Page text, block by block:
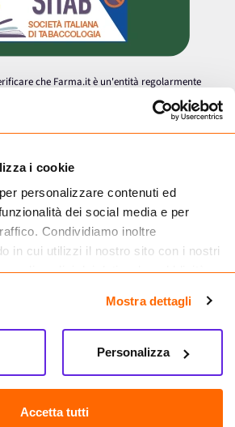
i cookie
personalizzare contenuti ed
dei social media e per
Condividiamo inoltre
in cui utilizzi il nostro sito con i nostri
di analisi dei dati web, pubblicità e
loro o che hanno raccolto dal
Mostra dettagli
Accetta tutti
Personalizza
che Farma.it è un'entità regolarmente
Salute a effettuare la vendita online di
REA: NA-884088
Marinare 128, 80147 Napoli